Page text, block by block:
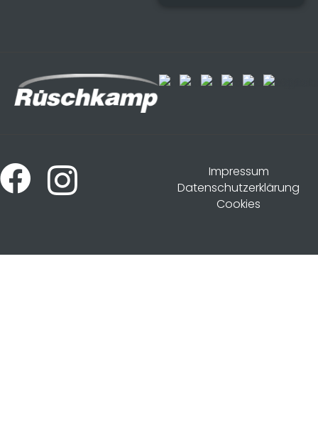
Impressum
Datenschutzerklärung
Cookies